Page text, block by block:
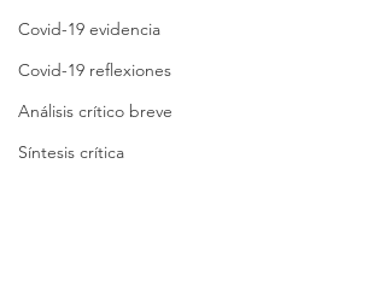
Covid-19 evidencia
Covid-19 reflexiones
Análisis crítico breve
Síntesis crítica